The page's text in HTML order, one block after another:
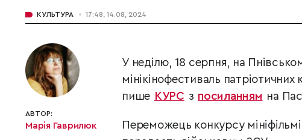
КУЛЬТУРА 17:48, 14.08, 2024
АВТОР:
Марія Гаврилюк
У неділю, 18 серпня, на
мінікінофестиваль
пише КУРС з посиланням на
Переможець конкурсу